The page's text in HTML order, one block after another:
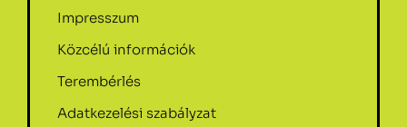
Impresszum
Közcélú információk
Terembérlés
Adatkezelési szabályzat